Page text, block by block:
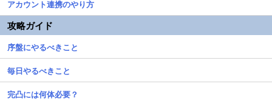
アカウント連携のやり方
攻略ガイド
序盤にやるべきこと
毎日やるべきこと
完凸には何体必要？